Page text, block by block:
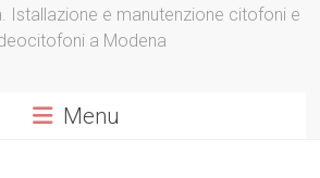
Istallazione e manutenzione citofoni e
a Modena
Menu